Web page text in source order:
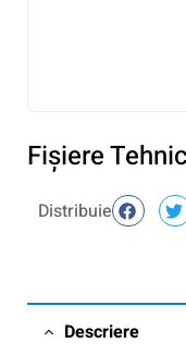
Fişiere
Distribuie
Descriere